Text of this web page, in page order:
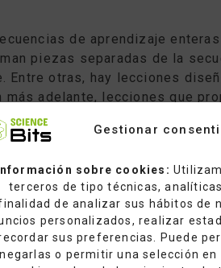
Gestionar
Información sobre cookies:
terceros de tipo técnicas,
de analizar sus hábitos de
personalizados, realizar
sus preferencias. Puede
o permitir una selección
de aprendizaje
piezas separadas de la
otras, hay lecciones
adelante, lecciones que
partir de conocimientos
SCIENCE BITS REVELA, CON EL
BIT, EL PROPÓSITO DE